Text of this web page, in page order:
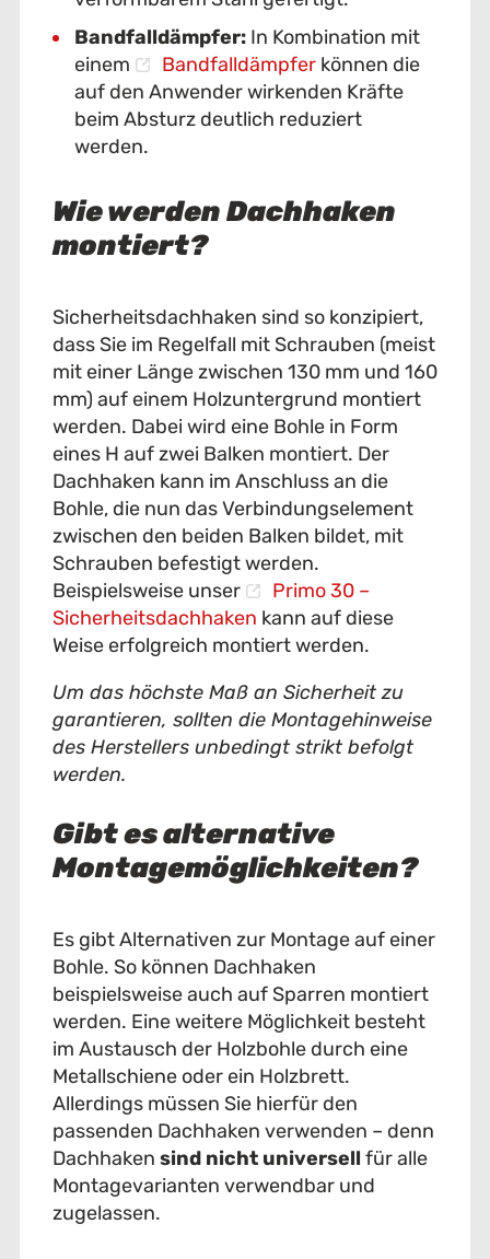
Bandfalldämpfer:In Kombination mit
einem
Bandfalldämpferkönnen die
auf den Anwender wirkenden Kräfte
beim Absturz deutlich reduziert
werden.
Wie werden Dachhaken
montiert?
Sicherheitsdachhaken sind so konzipiert,
dass Sie im Regelfall mit Schrauben (meist
mit einer Länge zwischen 130 mm und 160
mm) auf einem Holzuntergrund montiert
werden. Dabei wird eine Bohle in Form
eines H auf zwei Balken montiert. Der
Dachhaken kann im Anschluss an die
Bohle, die nun das Verbindungselement
zwischen den beiden Balken bildet, mit
Schrauben befestigt werden.
Beispielsweise unser
Primo 30 –
Sicherheitsdachhaken kann auf diese
Weise erfolgreich montiert werden.
Um das höchste Maß an Sicherheit zu
garantieren, sollten die Montagehinweise
des Herstellers unbedingt strikt befolgt
werden.
Gibt es alternative
Montagemöglichkeiten?
Es gibt Alternativen zur Montage auf einer
Bohle. So können Dachhaken
beispielsweise auch auf Sparren montiert
werden. Eine weitere Möglichkeit besteht
im Austausch der Holzbohle durch eine
Metallschiene oder ein Holzbrett.
Allerdings müssen Sie hierfür den
passenden Dachhaken verwenden – denn
Dachhaken sind nicht universell für alle
Montagevarianten verwendbar und
zugelassen.